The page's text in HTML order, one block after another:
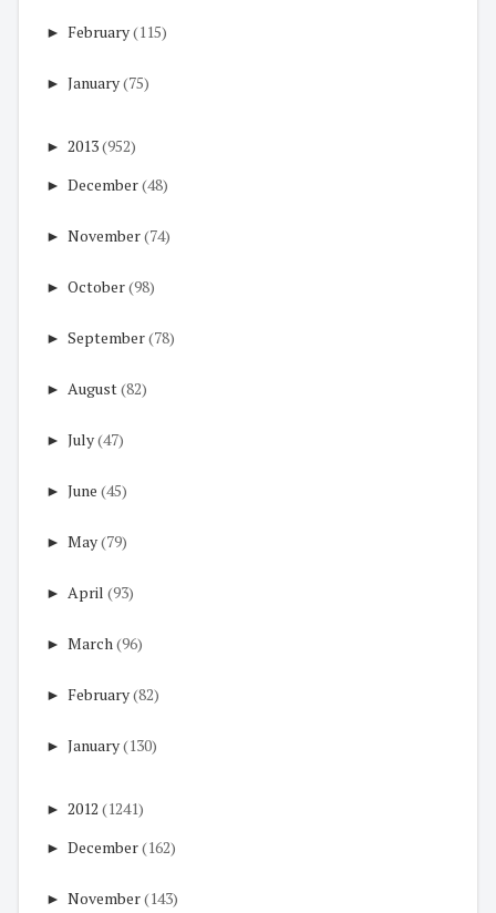
► February(115)
► January(75)
► 2013(952)
► December(48)
► November(74)
► October(98)
► September(78)
► August(82)
► July(47)
► June (45)
► May(79)
► April (93)
► March(96)
► February(82)
► January(130)
► 2012 (1241)
► December(162)
► November(143)